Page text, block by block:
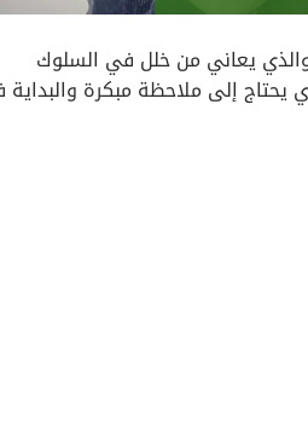
يعاني من خلل في السلوك
يحتاج إلى ملاحظة مبكرة